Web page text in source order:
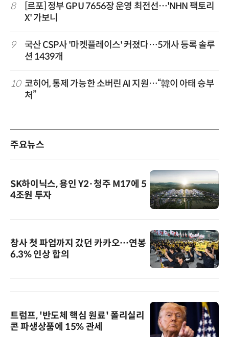
8
[르포] 정부 GPU 7656장 운영 최전선…'NHN 팩토리
X' 가보니
9
국산 CSP사 '마켓플레이스' 커졌다…5개사 등록 솔루
션 1439개
10 코히어, 통제 가능한 소버린 AI 지원…“韓이 아태 승부
처”
주요뉴스
SK하이닉스, 용인 Y2·청주 M17에 5
4조원 투자
창사 첫 파업까지 갔던 카카오…연봉
6.3% 인상 합의
트럼프, '반도체 핵심 원료' 폴리실리
콘 파생상품에 15% 관세